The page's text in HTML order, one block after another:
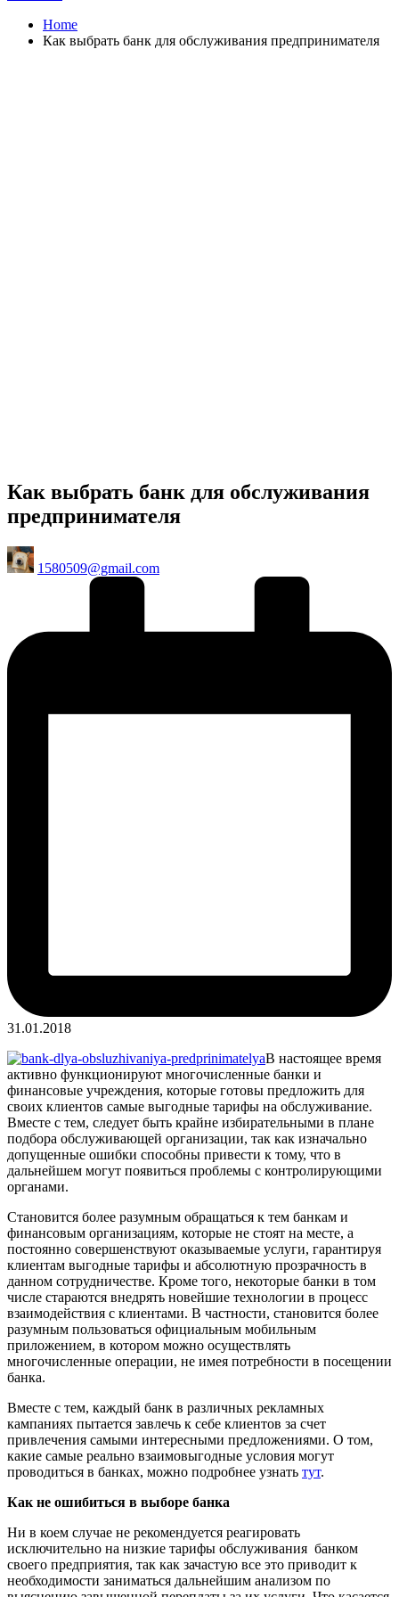
Home
Как выбрать банк для обслуживания предпринимателя
Как выбрать банк для обслуживания
предпринимателя
Posted
by
1580509@gmail.com
31.01.2018
В настоящее время
активно функционируют многочисленные банки и
финансовые учреждения, которые готовы предложить для
своих клиентов самые выгодные тарифы на обслуживание.
Вместе с тем, следует быть крайне избирательными в плане
подбора обслуживающей организации, так как изначально
допущенные ошибки способны привести к тому, что в
дальнейшем могут появиться проблемы с контролирующими
органами.
Становится более разумным обращаться к тем банкам и
финансовым организациям, которые не стоят на месте, а
постоянно совершенствуют оказываемые услуги, гарантируя
клиентам выгодные тарифы и абсолютную прозрачность в
данном сотрудничестве. Кроме того, некоторые банки в том
числе стараются внедрять новейшие технологии в процесс
взаимодействия с клиентами. В частности, становится более
разумным пользоваться официальным мобильным
приложением, в котором можно осуществлять
многочисленные операции, не имея потребности в посещении
банка.
Вместе с тем, каждый банк в различных рекламных
кампаниях пытается завлечь к себе клиентов за счет
привлечения самыми интересными предложениями. О том,
какие самые реально взаимовыгодные условия могут
проводиться в банках, можно подробнее узнать тут.
Как не ошибиться в выборе банка
Ни в коем случае не рекомендуется реагировать
исключительно на низкие тарифы обслуживания банком
своего предприятия, так как зачастую все это приводит к
необходимости заниматься дальнейшим анализом по